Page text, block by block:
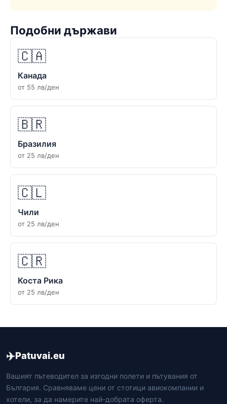
Подобни държави
🇨🇦
Канада
от 55 лв/ден
🇧🇷
Бразилия
от 25 лв/ден
🇨🇱
Чили
от 25 лв/ден
🇨🇷
Коста Рика
от 25 лв/ден
✈️Patuvai.eu
Вашият пътеводител за изгодни полети и пътувания от
България. Сравняваме цени от стотици авиокомпании и
хотели, за да намерите най-добрата оферта.